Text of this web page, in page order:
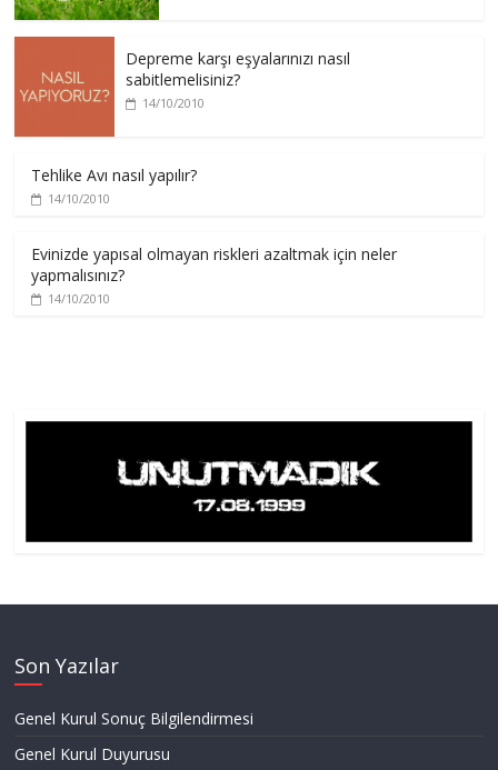
Depreme karşı eşyalarınızı nasıl
sabitlemelisiniz?
14/10/2010
Tehlike Avı nasıl yapılır?
14/10/2010
Evinizde yapısal olmayan riskleri azaltmak için neler
yapmalısınız?
14/10/2010
Son Yazılar
Genel Kurul Sonuç Bilgilendirmesi
Genel Kurul Duyurusu